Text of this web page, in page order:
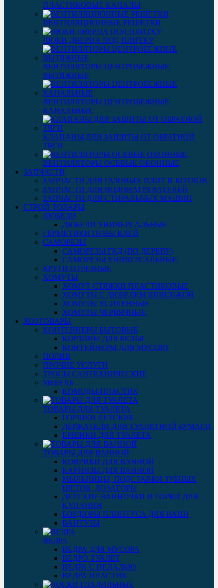
ПЛАСТИКОВЫЕ КАНАЛЫ
ВЕНТИЛЯЦИОННЫЕ РЕШЕТКИ
ЛЮКИ ДВЕРЦА ПОД ПЛИТКУ
ВЕНТИЛЯТОРЫ ЦЕНТРОБЕЖНЫЕ
ВЫТЯЖНЫЕ
ВЕНТИЛЯТОРЫ ЦЕНТРОБЕЖНЫЕ
КАНАЛЬНЫЕ
КЛАПАНЫ ДЛЯ ЗАЩИТЫ ОТ ОБРАТНОЙ
ТЯГИ
ВЕНТИЛЯТОРЫ ОСЕВЫЕ ОКОННЫЕ
ЗАПЧАСТИ
ЗАПЧАСТИ ДЛЯ ГАЗОВЫХ ПЛИТ И КОТЛОВ
ЗАПЧАСТИ ДЛЯ ВОДОНАГРЕВАТЕЛЕЙ
ЗАПЧАСТИ ДЛЯ СТИРАЛЬНЫХ МАШИН
СТРОЙ-ТОВАРЫ
ДЮБЕЛИ
ДЮБЕЛИ УНИВЕРСАЛЬНЫЕ
ГЕРМЕТИКИ ПЕНЫ КЛЕЙ
САМОРЕЗЫ
САМОРЕЗЫ ГКД (ПО ДЕРЕВУ)
САМОРЕЗЫ УНИВЕРСАЛЬНЫЕ
КРУГИ ОТРЕЗНЫЕ
ХОМУТЫ
ХОМУТ-СТЯЖКИ ПЛАСТИКОВЫЕ
ХОМУТЫ С ДЮБЕЛЕМ ШПИЛЬКОЙ
ХОМУТЫ УСИЛЕННЫЕ
ХОМУТЫ ЧЕРВЯЧНЫЕ
ХОЗТОВАРЫ
КОНТЕЙНЕРЫ БЫТОВЫЕ
КОРЗИНЫ ДЛЯ БЕЛЬЯ
КОНТЕЙНЕРЫ ДЛЯ МУСОРА
ПОЛИВ
ПРОЧИЕ УСЛУГИ
ТРОСЫ САНТЕХНИЧЕСКИЕ
МЕБЕЛЬ
КОМОДЫ-ПЛАСТИК
ТОВАРЫ ДЛЯ ТУАЛЕТА
ГОРШКИ ДЕТСКИЕ
ДЕРЖАТЕЛИ ДЛЯ ТУАЛЕТНОЙ БУМАГИ
ЕРШИКИ ДЛЯ ТУАЛЕТА
ТОВАРЫ ДЛЯ ВАННОЙ
КОВРИКИ ДЛЯ ВАННОЙ
КАРНИЗЫ ДЛЯ ВАННОЙ
МЫЛЬНИЦЫ, ПОДСТАВКИ ЗУБНЫХ
ЩЕТОК, ДОЗАТОРЫ
ДЕТСКИЕ ВАННОЧКИ И ГОРКИ ДЛЯ
КУПАНИЯ
БОРДЮРЫ ПЛИНТУСА ДЛЯ ВАНН
ВАНТУЗЫ
ВЕДРА
ВЕДРА ДЛЯ МУСОРА
ВЕДРО-ТУАЛЕТ
ВЕДРА С ПЕДАЛЬЮ
ВЕДРА ПЛАСТИК